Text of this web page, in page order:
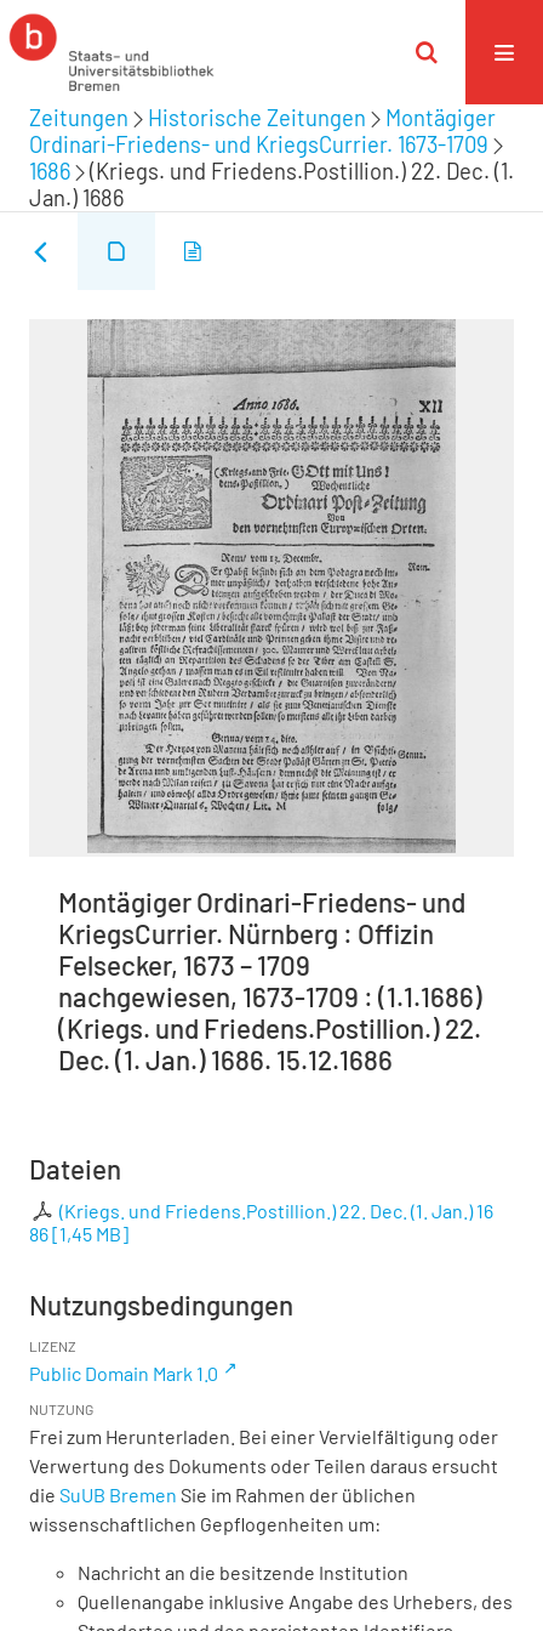
Zeitungen Historische Zeitungen
Montägiger
Ordinari-Friedens- und KriegsCurrier. 1673-1709
1686
(Kriegs. und Friedens.Postillion.) 22. Dec. (1.
Jan.) 1686
Montägiger Ordinari-Friedens- und
KriegsCurrier. Nürnberg : Offizin
Felsecker, 1673 – 1709
nachgewiesen, 1673-1709 : (1.1.1686)
(Kriegs. und Friedens.Postillion.) 22.
Dec. (1. Jan.) 1686. 15.12.1686
Dateien
(Kriegs. und Friedens.Postillion.) 22. Dec. (1. Jan.) 16
86[1,45 MB]
Nutzungsbedingungen
LIZENZ
Public Domain Mark 1.0
NUTZUNG
Frei zum Herunterladen. Bei einer Vervielfältigung oder
Verwertung des Dokuments oder Teilen daraus ersucht
die SuUB Bremen Sie im Rahmen der üblichen
wissenschaftlichen Gepflogenheiten um:
Nachricht an die besitzende Institution
Quellenangabe inklusive Angabe des Urhebers, des